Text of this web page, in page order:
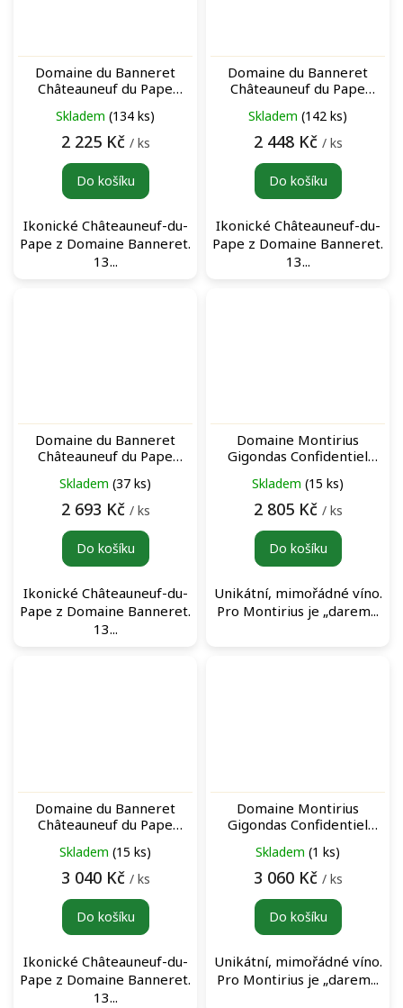
Domaine du Banneret
Châteauneuf du Pape
Skladem (134 ks)
2 225 Kč / ks
Do košíku
Ikonické Châteauneuf-du-
Pape z Domaine Banneret.
13...
Domaine du Banneret
Châteauneuf du Pape
Skladem (142 ks)
2 448 Kč / ks
Do košíku
Ikonické Châteauneuf-du-
Pape z Domaine Banneret.
13...
Domaine du Banneret
Châteauneuf du Pape
Skladem (37 ks)
2 693 Kč / ks
Do košíku
Ikonické Châteauneuf-du-
Pape z Domaine Banneret.
13...
Domaine Montirius
Gigondas Confidentiel
červené víno
Skladem (15 ks)
2 805 Kč / ks
Do košíku
Unikátní, mimořádné víno.
Pro Montirius je „darem...
Domaine du Banneret
Châteauneuf du Pape
červené víno
Skladem (15 ks)
3 040 Kč / ks
Do košíku
Ikonické Châteauneuf-du-
Pape z Domaine Banneret.
13...
Domaine Montirius
Gigondas Confidentiel
červené víno
Skladem (1 ks)
3 060 Kč / ks
Do košíku
Unikátní, mimořádné víno.
Pro Montirius je „darem...